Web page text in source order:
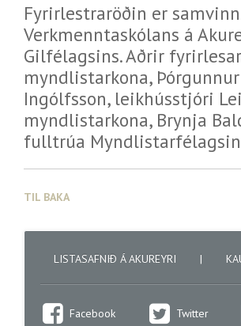
Fyrirlestraröðin er
Verkmenntaskólans á
Gilfélagsins. Aðrir
myndlistarkona,
Ingólfsson, leikhússtjóri
myndlistarkona, Brynja
fulltrúa
TIL BAKA
LISTASAFNIÐ Á AKUREYRI |
Facebook Twitter